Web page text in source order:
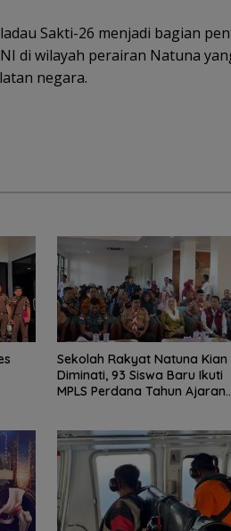
Sakti-26 menjadi bagian
di wilayah perairan Natuna
negara.
Sekolah Rakyat Natuna Kian
Diminati, 93 Siswa Baru Ikuti
MPLS Perdana Tahun Ajaran
Basarnas Libatkan
Helikopter Sikorsky,
Fasilitas
TKN 002